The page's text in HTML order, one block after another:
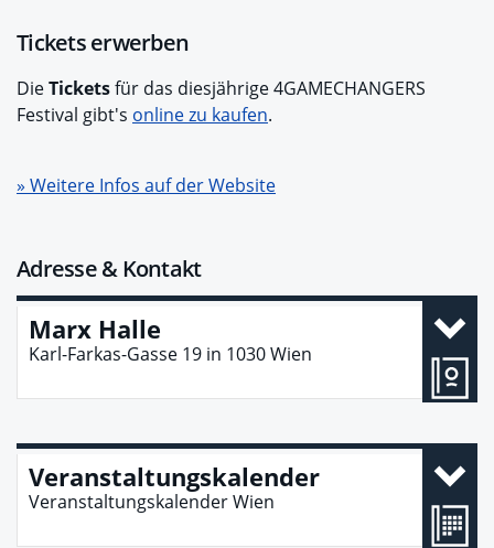
Tickets erwerben
DieTicketsfür das diesjährige 4GAMECHANGERS
Festival gibt's online zu kaufen.
» Weitere Infos auf der Website
Adresse & Kontakt
Marx Halle
Karl-Farkas-Gasse 19 in 1030Wien
Veranstaltungskalender
Veranstaltungskalender Wien